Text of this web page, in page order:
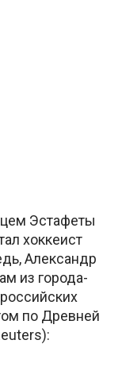
Эстафеты
хоккеист
Александр
из города-
по Древней